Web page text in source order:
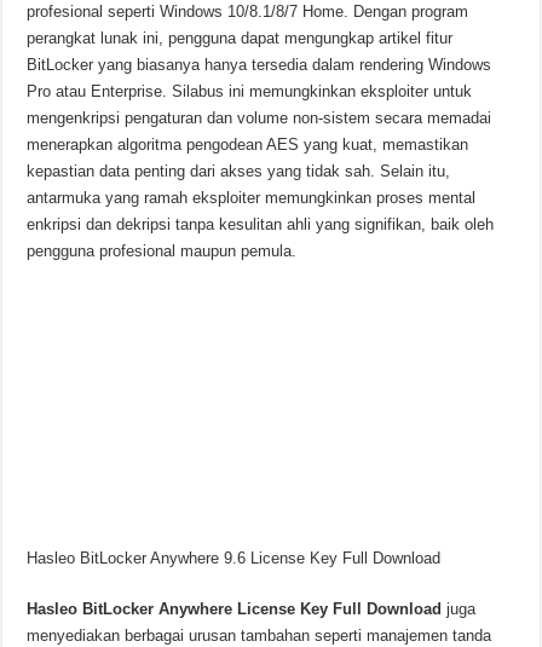
profesional seperti Windows 10/8.1/8/7 Home. Dengan program
perangkat lunak ini, pengguna dapat mengungkap artikel fitur
BitLocker yang biasanya hanya tersedia dalam rendering Windows
Pro atau Enterprise. Silabus ini memungkinkan eksploiter untuk
mengenkripsi pengaturan dan volume non-sistem secara memadai
menerapkan algoritma pengodean AES yang kuat, memastikan
kepastian data penting dari akses yang tidak sah. Selain itu,
antarmuka yang ramah eksploiter memungkinkan proses mental
enkripsi dan dekripsi tanpa kesulitan ahli yang signifikan, baik oleh
pengguna profesional maupun pemula.
Hasleo BitLocker Anywhere 9.6 License Key Full Download
Hasleo BitLocker Anywhere License Key Full Download juga
menyediakan berbagai urusan tambahan seperti manajemen tanda